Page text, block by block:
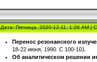
Дата: Пятница, 2020-12-11, 1:26 AM |
Перенос резонансного
18-22 июня, 1990. С 100-101.
Об аналитическом решении